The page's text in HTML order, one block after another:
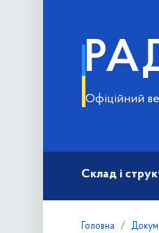
Офіційний
Склад і
Головна